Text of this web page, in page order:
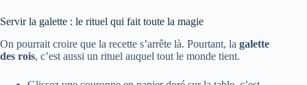
Servir la galette : le rituel qui fait toute la magie
On pourrait croire que la recette s’arrête là. Pourtant, la galette
des rois, c’est aussi un rituel auquel tout le monde tient.